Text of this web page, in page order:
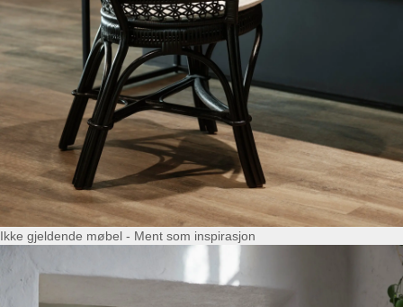
Ikke gjeldende møbel - Ment som inspirasjon